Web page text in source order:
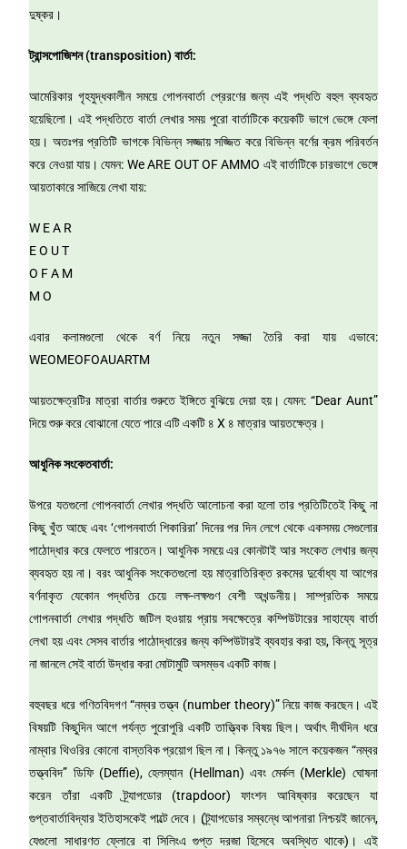
দুষ্কর।
ট্রান্সপোজিশন (transposition)বার্তা:
আমেরিকার গৃহযুদ্ধকালীন সময়ে গোপনবার্তা প্রেরণের জন্য এই পদ্ধতি বহুল ব্যবহৃত
হয়েছিলো। এই পদ্ধতিতে বার্তা লেখার সময় পুরো বার্তাটিকে কয়েকটি ভাগে ভেঙ্গে ফেলা
হয়। অতঃপর প্রতিটি ভাগকে বিভিন্ন সজ্জায় সজ্জিত করে বিভিন্ন বর্ণের ক্রম পরিবর্তন
করে নেওয়া যায়। যেমন: We ARE OUT OF AMMO এই বার্তাটিকে চারভাগে ভেঙ্গে
আয়তাকারে সাজিয়ে লেখা যায়:
W E A R
E O U T
O F A M
M O
এবার কলামগুলো থেকে বর্ণ নিয়ে নতুন সজ্জা তৈরি করা যায় এভাবে:
WEOMEOFOAUARTM
আয়তক্ষেত্রটির মাত্রা বার্তার শুরুতে ইঙ্গিতে বুঝিয়ে দেয়া হয়। যেমন: “Dear Aunt”
দিয়ে শুরু করে বোঝানো যেতে পারে এটি একটি ৪ X ৪ মাত্রার আয়তক্ষেত্র।
আধুনিক সংকেতবার্তা:
উপরে যতগুলো গোপনবার্তা লেখার পদ্ধতি আলোচনা করা হলো তার প্রতিটিতেই কিছু না
কিছু খুঁত আছে এবং ‘গোপনবার্তা শিকারিরা’ দিনের পর দিন লেগে থেকে একসময় সেগুলোর
পাঠোদ্ধার করে ফেলতে পারতেন। আধুনিক সময়ে এর কোনটাই আর সংকেত লেখার জন্য
ব্যবহৃত হয় না। বরং আধুনিক সংকেতগুলো হয় মাত্রাতিরিক্ত রকমের দুর্বোধ্য যা আগের
বর্ণনাকৃত যেকোন পদ্ধতির চেয়ে লক্ষ-লক্ষগুণ বেশী অখন্ডনীয়। সাম্প্রতিক সময়ে
গোপনবার্তা লেখার পদ্ধতি জটিল হওয়ায় প্রায় সবক্ষেত্রে কম্পিউটারের সাহায্যে বার্তা
লেখা হয় এবং সেসব বার্তার পাঠোদ্ধারের জন্য কম্পিউটারই ব্যবহার করা হয়, কিন্তু সূত্র
না জানলে সেই বার্তা উদ্ধার করা মোটামুটি অসম্ভব একটি কাজ।
বহুবছর ধরে গণিতবিদগণ “নম্বর তত্ত্ব (number theory)” নিয়ে কাজ করছেন। এই
বিষয়টি কিছুদিন আগে পর্যন্ত পুরোপুরি একটি তাত্ত্বিক বিষয় ছিল। অর্থাৎ দীর্ঘদিন ধরে
নাম্বার থিওরির কোনো বাস্তবিক প্রয়োগ ছিল না। কিন্তু ১৯৭৬ সালে কয়েকজন “নম্বর
তত্ত্ববিদ” ডিফি (Deffie), হেলম্যান (Hellman) এবং মের্কল (Merkle) ঘোষনা
করেন তাঁরা একটি ট্র্যাপডোর (trapdoor) ফাংশন আবিষ্কার করেছেন যা
গুপ্তবার্তাবিদ্যার ইতিহাসকেই পাল্টে দেবে। (ট্র্যাপডোর সম্বন্ধে আপনারা নিশ্চয়ই জানেন,
যেগুলো সাধারণত ফ্লোরে বা সিলিংএ গুপ্ত দরজা হিসেবে অবস্থিত থাকে)। এই